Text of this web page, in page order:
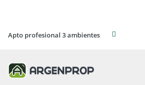
Apto profesional 3 ambientes